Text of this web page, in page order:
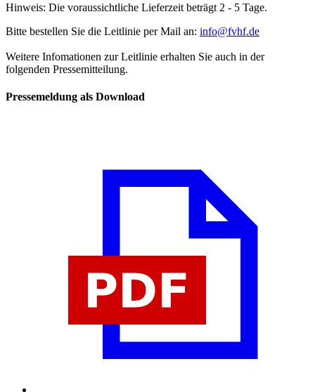
Hinweis: Die voraussichtliche Lieferzeit beträgt 2 - 5 Tage.
Bitte bestellen Sie die Leitlinie per Mail an: info@fvhf.de
Weitere Infomationen zur Leitlinie erhalten Sie auch in der
folgenden Pressemitteilung.
Pressemeldung als Download